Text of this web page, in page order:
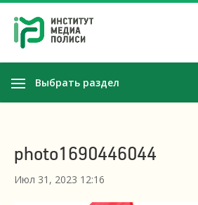
Выбрать раздел
photo1690446044
Июл 31, 2023 12:16